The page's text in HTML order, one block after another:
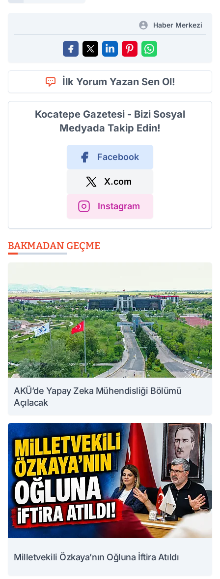
Haber Merkezi
İlk Yorum Yazan Sen Ol!
Kocatepe Gazetesi - Bizi Sosyal
Medyada Takip Edin!
Facebook
X.com
Instagram
BAKMADAN GEÇME
AKÜ’de Yapay Zeka Mühendisliği Bölümü
Açılacak
Milletvekili Özkaya’nın Oğluna İftira Atıldı